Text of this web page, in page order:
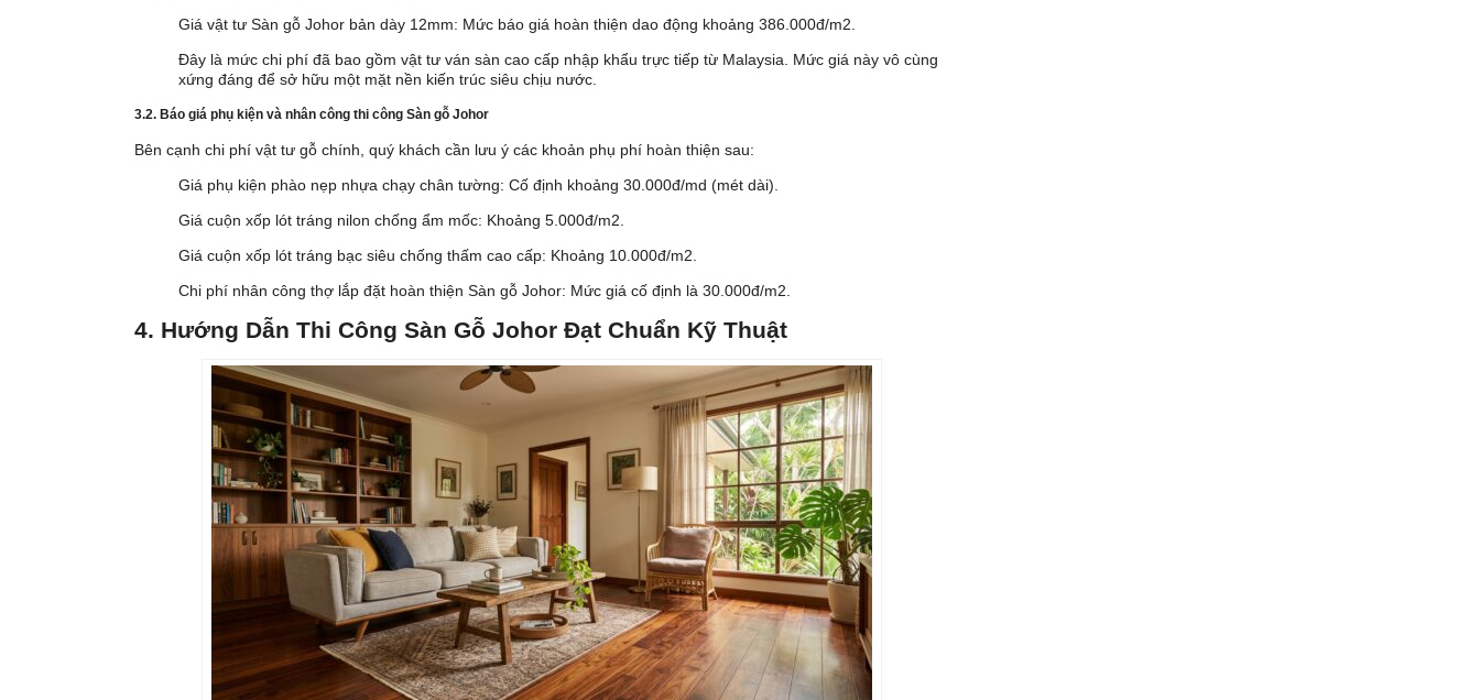
Giá vật tư Sàn gỗ Johor bản dày 12mm: Mức báo giá hoàn thiện dao động khoảng 386.000đ/m2.
Đây là mức chi phí đã bao gồm vật tư ván sàn cao cấp nhập khẩu trực tiếp từ Malaysia. Mức giá này vô cùng
xứng đáng để sở hữu một mặt nền kiến trúc siêu chịu nước.
3.2. Báo giá phụ kiện và nhân công thi công Sàn gỗ Johor
Bên cạnh chi phí vật tư gỗ chính, quý khách cần lưu ý các khoản phụ phí hoàn thiện sau:
Giá phụ kiện phào nẹp nhựa chạy chân tường: Cố định khoảng 30.000đ/md (mét dài).
Giá cuộn xốp lót tráng nilon chống ẩm mốc: Khoảng 5.000đ/m2.
Giá cuộn xốp lót tráng bạc siêu chống thấm cao cấp: Khoảng 10.000đ/m2.
Chi phí nhân công thợ lắp đặt hoàn thiện Sàn gỗ Johor: Mức giá cố định là 30.000đ/m2.
4. Hướng Dẫn Thi Công Sàn Gỗ Johor Đạt Chuẩn Kỹ Thuật